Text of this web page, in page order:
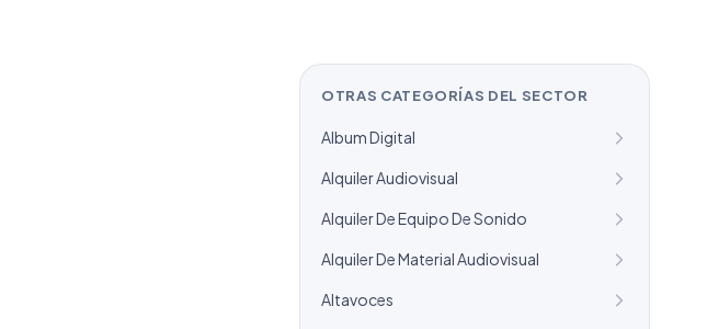
OTRAS CATEGORÍAS DEL SECTOR
Album Digital
Alquiler Audiovisual
Alquiler De Equipo De Sonido
Alquiler De Material Audiovisual
Altavoces